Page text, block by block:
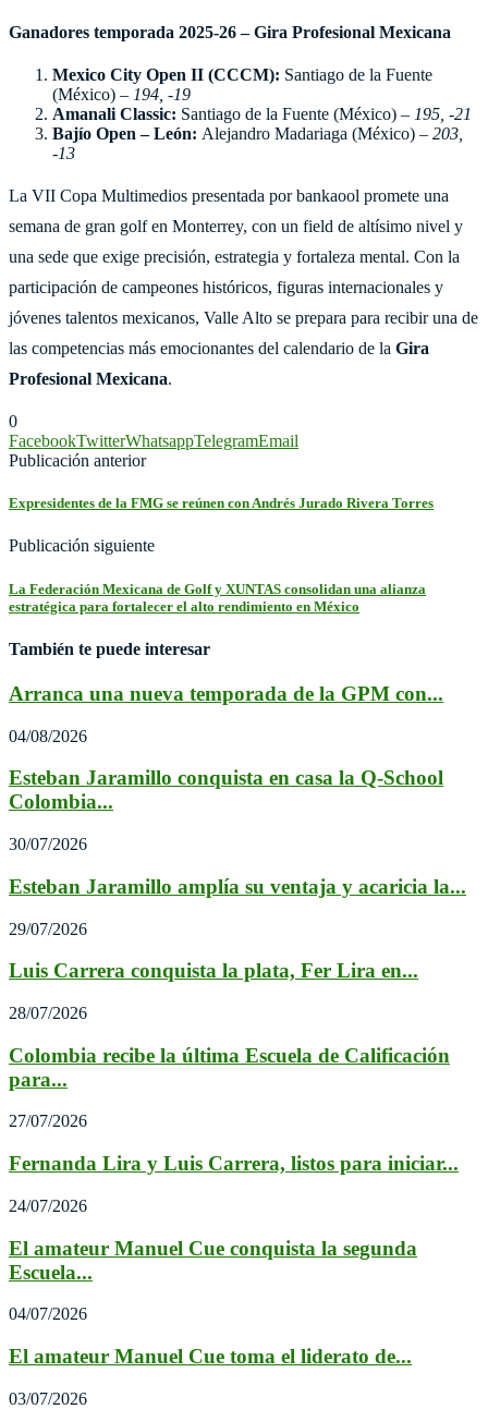
Ganadores temporada 2025-26 – Gira Profesional Mexicana
Mexico City Open II (CCCM): Santiago de la Fuente
(México) – 194, -19
Amanali Classic: Santiago de la Fuente (México) – 195, -21
Bajío Open – León: Alejandro Madariaga (México) – 203,
-13
La VII Copa Multimedios presentada por bankaool promete una
semana de gran golf en Monterrey, con un field de altísimo nivel y
una sede que exige precisión, estrategia y fortaleza mental. Con la
participación de campeones históricos, figuras internacionales y
jóvenes talentos mexicanos, Valle Alto se prepara para recibir una de
las competencias más emocionantes del calendario de la Gira
Profesional Mexicana.
0
FacebookTwitterWhatsappTelegramEmail
Publicación anterior
Expresidentes de la FMG se reúnen con Andrés Jurado Rivera Torres
Publicación siguiente
La Federación Mexicana de Golf y XUNTAS consolidan una alianza
estratégica para fortalecer el alto rendimiento en México
También te puede interesar
Arranca una nueva temporada de la GPM con...
04/08/2026
Esteban Jaramillo conquista en casa la Q-School
Colombia...
30/07/2026
Esteban Jaramillo amplía su ventaja y acaricia la...
29/07/2026
Luis Carrera conquista la plata, Fer Lira en...
28/07/2026
Colombia recibe la última Escuela de Calificación
para...
27/07/2026
Fernanda Lira y Luis Carrera, listos para iniciar...
24/07/2026
El amateur Manuel Cue conquista la segunda
Escuela...
04/07/2026
El amateur Manuel Cue toma el liderato de...
03/07/2026